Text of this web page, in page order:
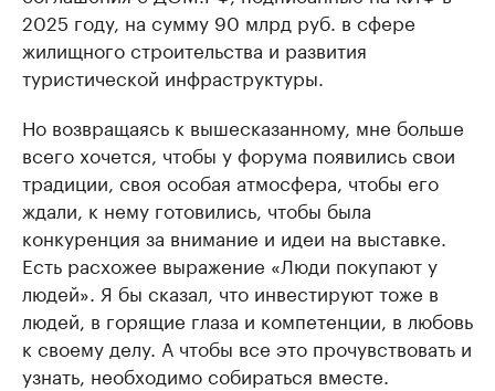
2025 году, на сумму 90 млрд руб. в сфере
жилищного строительства и развития
туристической инфраструктуры.
Но возвращаясь к вышесказанному, мне больше
всего хочется, чтобы у форума появились свои
традиции, своя особая атмосфера, чтобы его
ждали, к нему готовились, чтобы была
конкуренция за внимание и идеи на выставке.
Есть расхожее выражение «Люди покупают у
людей». Я бы сказал, что инвестируют тоже в
людей, в горящие глаза и компетенции, в любовь
к своему делу. А чтобы все это прочувствовать и
узнать, необходимо собираться вместе.